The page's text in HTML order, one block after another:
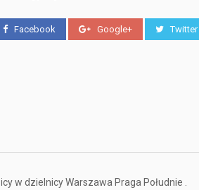
Facebook Google+ Twitter
w dzielnicy Warszawa Praga Południe .